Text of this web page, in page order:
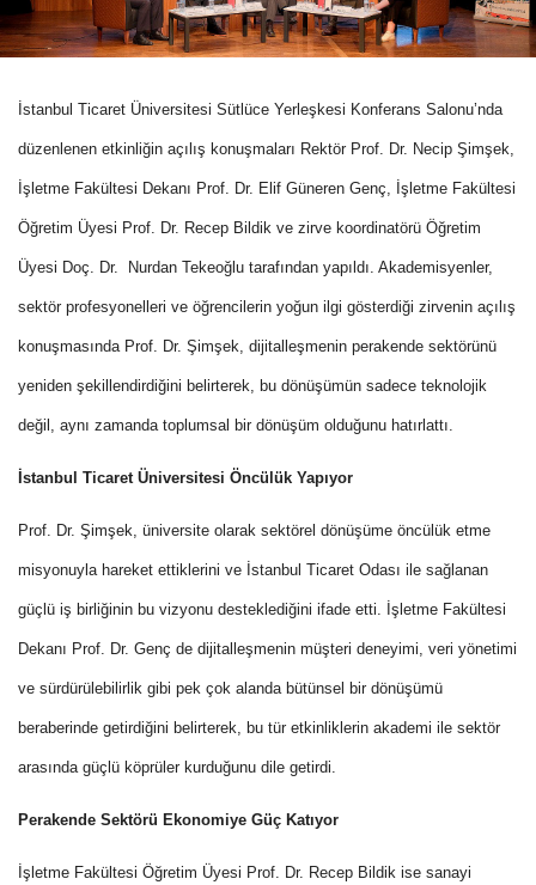
İstanbul Ticaret Üniversitesi Sütlüce Yerleşkesi Konferans Salonu’nda
düzenlenen etkinliğin açılış konuşmaları Rektör Prof. Dr. Necip Şimşek,
İşletme Fakültesi Dekanı Prof. Dr. Elif Güneren Genç, İşletme Fakültesi
Öğretim Üyesi Prof. Dr. Recep Bildik ve zirve koordinatörü Öğretim
Üyesi Doç. Dr. Nurdan Tekeoğlu tarafından yapıldı. Akademisyenler,
sektör profesyonelleri ve öğrencilerin yoğun ilgi gösterdiği zirvenin açılış
konuşmasında Prof. Dr. Şimşek, dijitalleşmenin perakende sektörünü
yeniden şekillendirdiğini belirterek, bu dönüşümün sadece teknolojik
değil, aynı zamanda toplumsal bir dönüşüm olduğunu hatırlattı.
İstanbul Ticaret Üniversitesi Öncülük Yapıyor
Prof. Dr. Şimşek, üniversite olarak sektörel dönüşüme öncülük etme
misyonuyla hareket ettiklerini ve İstanbul Ticaret Odası ile sağlanan
güçlü iş birliğinin bu vizyonu desteklediğini ifade etti. İşletme Fakültesi
Dekanı Prof. Dr. Genç de dijitalleşmenin müşteri deneyimi, veri yönetimi
ve sürdürülebilirlik gibi pek çok alanda bütünsel bir dönüşümü
beraberinde getirdiğini belirterek, bu tür etkinliklerin akademi ile sektör
arasında güçlü köprüler kurduğunu dile getirdi.
Perakende Sektörü Ekonomiye Güç Katıyor
İşletme Fakültesi Öğretim Üyesi Prof. Dr. Recep Bildik ise sanayi